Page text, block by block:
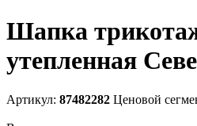
Шапка
утепленная
Артикул: 87482282 Ценовой